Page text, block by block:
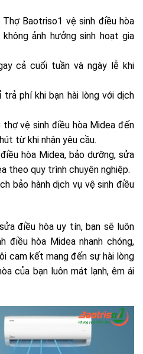
Baotriso1 vệ sinh điều hòa
không ảnh hưởng sinh hoạt gia
cả cuối tuần và ngày lễ khi
trả phí khi bạn hài lòng với dịch
vệ sinh điều hòa Midea đến
từ khi nhận yêu cầu.
hòa Midea, bảo dưỡng, sửa
theo quy trình chuyên nghiệp.
bảo hành dịch vụ vệ sinh điều
điều hòa uy tín, bạn sẽ luôn
điều hòa Midea nhanh chóng,
cam kết mang đến sự hài lòng
của bạn luôn mát lạnh, êm ái